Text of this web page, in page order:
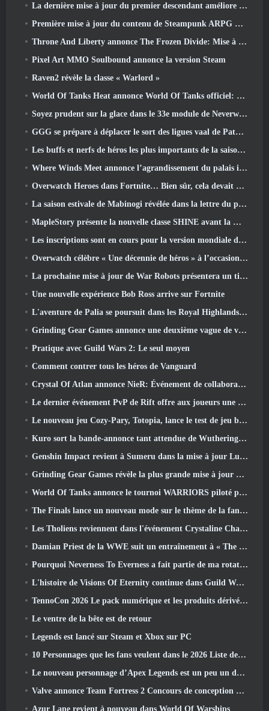
La dernière mise à jour du premier descendant améliore la boucle agricole et met à jour le mode Assaut
Première mise à jour du contenu de Steampunk ARPG Crystalfall pour répondre aux « préoccupations des joueurs clés »
Throne And Liberty annonce The Frozen Divide: Mise à jour Nix
Pixel Art MMO Soulbound annonce la version Steam
Raven2 révèle la classe « Warlord »
World Of Tanks Heat annonce World Of Tanks officiel: Date de lancement de CHALEUR
Soyez prudent sur la glace dans le 33e module de Neverwinter, Froid mordant
GGG se prépare à déplacer le sort des ligues vaal de Path Of Exile 2 avant le lancement du retour des anciens
Les buffs et nerfs de héros les plus importants de la saison 8
Where Winds Meet annonce l’agrandissement du palais impérial et partage une feuille de route de contenu « massive »
Overwatch Heroes dans Fortnite… Bien sûr, cela devait arriver
La saison estivale de Mabinogi révélée dans la lettre du producteur
MapleStory présente la nouvelle classe SHINE avant la mise à jour de juin
Les inscriptions sont en cours pour la version mondiale du « test prologue » Limit Zero Breakers de NCSoft
Overwatch célèbre « Une décennie de héros » à l’occasion de son 10e anniversaire
La prochaine mise à jour de War Robots présentera un tireur d'élite inspiré de Lovecraftian
Une nouvelle expérience Bob Ross arrive sur Fortnite
L'aventure de Palia se poursuit dans les Royal Highlands avec la mise à jour d'aujourd'hui
Grinding Gear Games annonce une deuxième vague de ventes de billets pour l'ExileCon
Pratique avec Guild Wars 2: Le seul moyen
Comment contrer tous les héros de Vanguard
Crystal Of Atlan annonce NieR: Événement de collaboration sur les automates
Le dernier événement PvP de Rift offre aux joueurs une chance de gagner jusqu'à 4000 Crédits et un nouveau titre
Le nouveau jeu Cozy-Pary, Totopia, lance le test de jeu bêta fermé
Kuro sort la bande-annonce tant attendue de Wuthering Waves Cyberpunk: Crossover Edgerunners
Genshin Impact revient à Sumeru dans la mise à jour Luna VII
Grinding Gear Games révèle la plus grande mise à jour de Path Of Exile II à ce jour, Le retour des anciens
World Of Tanks annonce le tournoi WARRIORS piloté par la communauté
The Finals lance un nouveau mode sur le thème de la fantasy médiévale « Dragon's Claim »
Les Tholiens reviennent dans l'événement Crystaline Chaos de Star Trek Online
Damian Priest de la WWE suit un entraînement à « The Loot Camp » dans la bande-annonce Live Action Burst Fest de Delta Force
Pourquoi Neverness To Everness a fait partie de ma rotation, Pour l'instant
L'histoire de Visions Of Eternity continue dans Guild Wars 2 La semaine prochaine
TennoCon 2026 Le pack numérique et les produits dérivés sont désormais disponibles à l'achat
Le ventre de la bête est de retour
Legends est lancé sur Steam et Xbox sur PC
10 Personnages que les fans veulent dans le 2026 Liste des rivaux Marvel les plus nombreux et quelle est la probabilité qu'ils se produisent
Le nouveau personnage d’Apex Legends est un peu un démon de la vitesse
Valve annonce Team Fortress 2 Concours de conception du trophée ÜBERFEST
Azur Lane revient à nouveau dans World Of Warships